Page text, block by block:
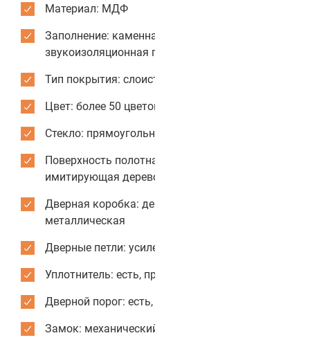
Материал: МДФ
Заполнение: каменная вата,
звукоизоляционная панель Isolontape
Тип покрытия: слоистый пластик CPL
Цвет: более 50 цветов и текстур для отделки
Стекло: прямоугольное
Поверхность полотна: гладкая или текстура,
имитирующая дерево
Дверная коробка: деревянная или
металлическая
Дверные петли: усиленные
Уплотнитель: есть, противопожарный
Дверной порог: есть, стационарный
Замок: механический